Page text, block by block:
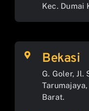
Kec. Dumai
Bekasi
G. Goler, Jl.
Barat.